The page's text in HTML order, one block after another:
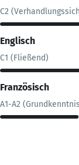
C2
Englisch
C1 (Fließend)
Französisch
A1-A2